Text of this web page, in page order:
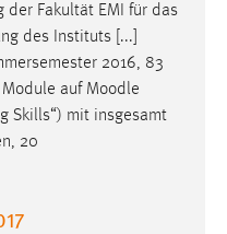
der Fakultät EMI für das
des Instituts [...]
2016, 83
Module auf Moodle
Skills“) mit insgesamt
20